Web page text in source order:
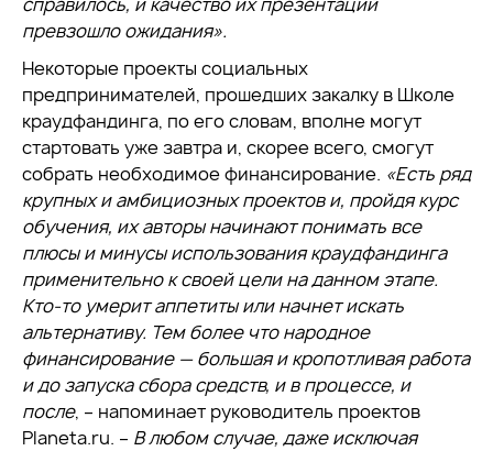
превзошло ожидания».
Некоторые проекты социальных
предпринимателей, прошедших закалку в Школе
краудфандинга, по его словам, вполне могут
стартовать уже завтра и, скорее всего, смогут
собрать необходимое финансирование. «Есть ряд
крупных и амбициозных проектов и, пройдя курс
обучения, их авторы начинают понимать все
плюсы и минусы использования краудфандинга
применительно к своей цели на данном этапе.
Кто-то умерит аппетиты или начнет искать
альтернативу. Тем более что народное
финансирование — большая и кропотливая работа
и до запуска сбора средств, и в процессе, и
после, – напоминает руководитель проектов
Planeta.ru. – В любом случае, даже исключая